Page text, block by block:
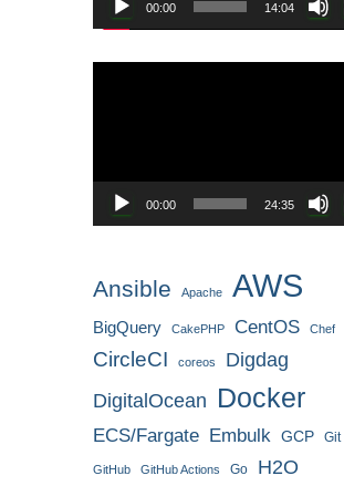
00:00 14:04
00:00 24:35
Ansible Apache AWS
BigQuery CakePHP CentOS Chef
CircleCI coreos
Digdag
DigitalOcean Docker
ECS/Fargate Embulk GCP Git
GitHub GitHub Actions Go H2O